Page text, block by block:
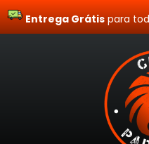
Site
Entrega Grátispara